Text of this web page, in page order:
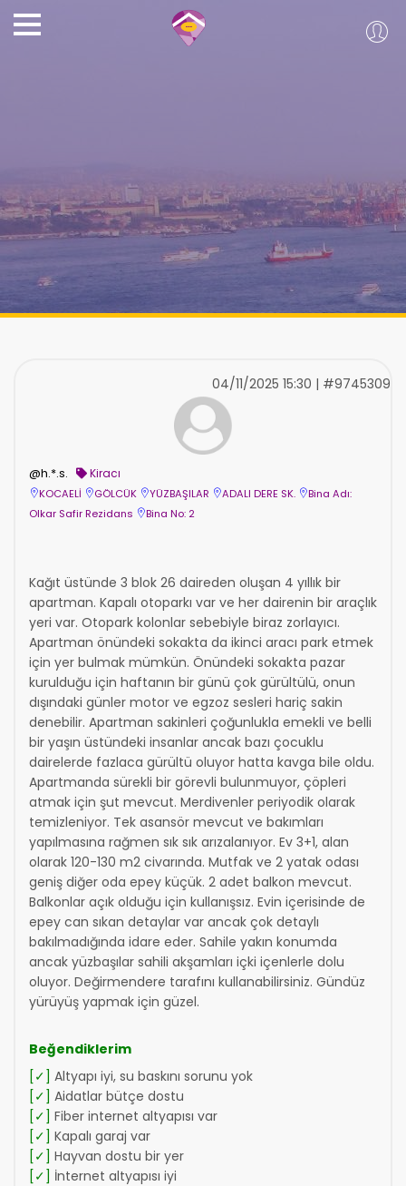
@h.*.s. Kiracı
KOCAELİ GÖLCÜK YÜZBAŞILAR ADALI DERE SK.
Bina Adı:
Olkar Safir Rezidans
Bina No: 2
04/11/2025 15:30 | #9745309
Kağıt üstünde 3 blok 26 daireden oluşan 4 yıllık bir
apartman. Kapalı otoparkı var ve her dairenin bir araçlık
yeri var. Otopark kolonlar sebebiyle biraz zorlayıcı.
Apartman önündeki sokakta da ikinci aracı park etmek
için yer bulmak mümkün. Önündeki sokakta pazar
kurulduğu için haftanın bir günü çok gürültülü, onun
dışındaki günler motor ve egzoz sesleri hariç sakin
denebilir. Apartman sakinleri çoğunlukla emekli ve belli
bir yaşın üstündeki insanlar ancak bazı çocuklu
dairelerde fazlaca gürültü oluyor hatta kavga bile oldu.
Apartmanda sürekli bir görevli bulunmuyor, çöpleri
atmak için şut mevcut. Merdivenler periyodik olarak
temizleniyor. Tek asansör mevcut ve bakımları
yapılmasına rağmen sık sık arızalanıyor. Ev 3+1, alan
olarak 120-130 m2 civarında. Mutfak ve 2 yatak odası
geniş diğer oda epey küçük. 2 adet balkon mevcut.
Balkonlar açık olduğu için kullanışsız. Evin içerisinde de
epey can sıkan detaylar var ancak çok detaylı
bakılmadığında idare eder. Sahile yakın konumda
ancak yüzbaşılar sahili akşamları içki içenlerle dolu
oluyor. Değirmendere tarafını kullanabilirsiniz. Gündüz
yürüyüş yapmak için güzel.
Beğendiklerim
[✓] Altyapı iyi, su baskını sorunu yok
[✓] Aidatlar bütçe dostu
[✓] Fiber internet altyapısı var
[✓] Kapalı garaj var
[✓] Hayvan dostu bir yer
[✓] İnternet altyapısı iyi